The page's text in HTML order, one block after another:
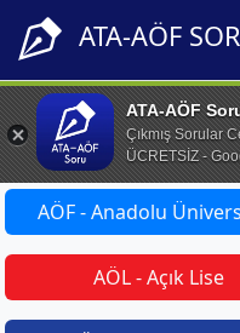
ATA-AÖF
ATA-AÖF
Çıkmış Sorular
ÜCRETSİZ -
AÖF - Anadolu
AÖL - Açık Lise